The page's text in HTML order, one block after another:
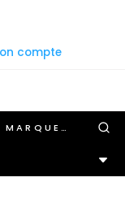
compte